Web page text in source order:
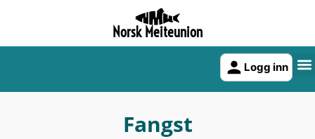
Norsk Meiteunion
Logg inn
Fangst